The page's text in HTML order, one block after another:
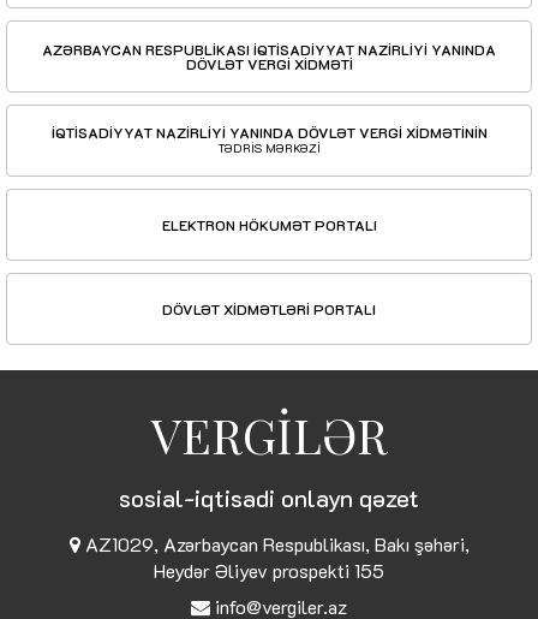
AZƏRBAYCAN RESPUBLİKASI İQTİSADİYYAT NAZİRLİYİ YANINDA
DÖVLƏT VERGİ XİDMƏTİ
İQTİSADİYYAT NAZİRLİYİ YANINDA DÖVLƏT VERGİ XİDMƏTİNİN
TƏDRİS MƏRKƏZİ
ELEKTRON HÖKUMƏT PORTALI
DÖVLƏT XİDMƏTLƏRİ PORTALI
VERGİLƏR
sosial-iqtisadi onlayn qəzet
AZ1029, Azərbaycan Respublikası, Bakı şəhəri,
Heydər Əliyev prospekti 155
info@vergiler.az